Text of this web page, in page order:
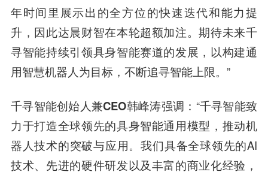
年时间里展示出的全方位的快速迭代和能力提
升，因此达晨财智在本轮超额加注。期待未来千
寻智能持续引领具身智能赛道的发展，以构建通
用智慧机器人为目标，不断追寻智能上限。”
千寻智能创始人兼CEO韩峰涛强调： “千寻智能致
力于打造全球领先的具身智能通用模型，推动机
器人技术的突破与应用。我们具备全球领先的AI
技术、先进的硬件研发以及丰富的商业化经验，